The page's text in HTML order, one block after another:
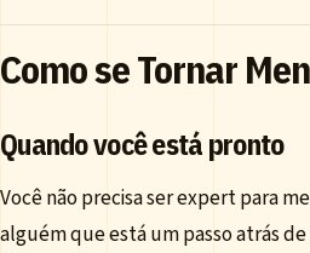
Como se Tornar
Quando você está pronto
Você não precisa ser expert para
alguém que está um passo atrás